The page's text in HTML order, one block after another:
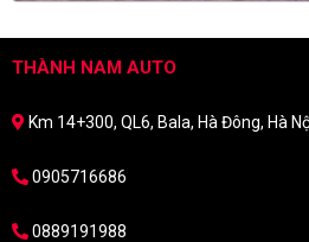
THÀNH NAM AUTO
Km 14+300, QL6, Bala, Hà Đông, Hà
0905716686
0889191988